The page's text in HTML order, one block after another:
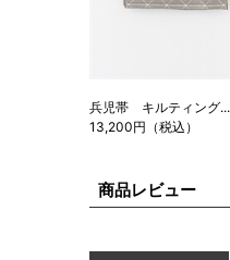
兵児帯 キルティング...
13,200円（税込）
商品レビュー